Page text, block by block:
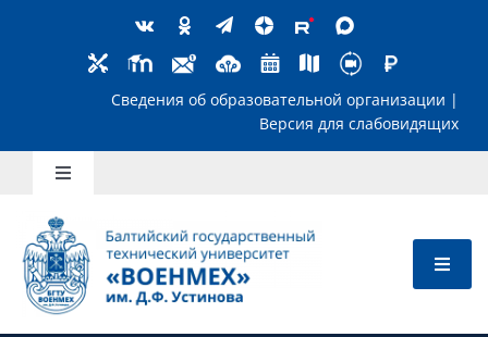
Сведения об образовательной
Toggle
Школьникам
Абитуриентам